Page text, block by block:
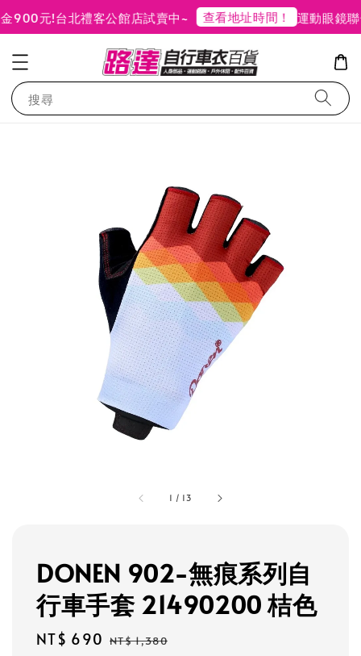
900元!台北禮客公館店試賣中~ 查看地址時間！ 運動眼鏡聯
搜尋
1 / 13
DONEN 902-無痕系列自
行車手套 21490200 桔色
Sale
NT$ 690 Regular
NT$ 1,380